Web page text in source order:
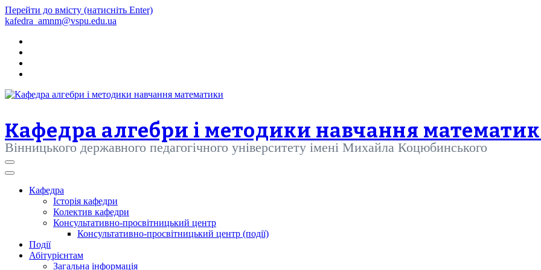
Перейти до вмісту (натисніть Enter)
kafedra_amnm@vspu.edu.ua
Кафедра алгебри і методики навчання
Вінницького державного педагогічного університету імені Михайла Коцюбинського
Кафедра
Історія кафедри
Колектив кафедри
Консультативно-просвітницький центр
Консультативно-просвітницький центр (події)
Події
Абітурієнтам
Загальна інформація